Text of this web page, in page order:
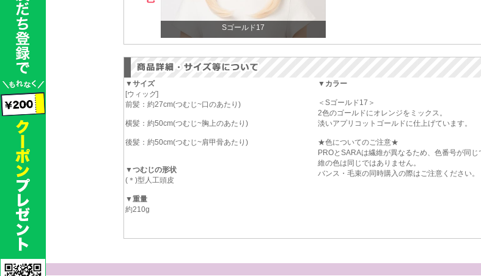
Sゴールド17
▼サイズ
[ウィッグ]
前髪：約27cm(つむじ~口のあたり)
横髪：約50cm(つむじ~胸上のあたり)
後髪：約50cm(つむじ~肩甲骨あたり)
▼つむじの形状
(＊)型人工頭皮
▼重量
約210g
▼カラー
＜Sゴールド17＞
2色のゴールドにオレンジをミックス。
淡いアプリコットゴールドに仕上げています。
★色についてのご注意★
PROとSARAは繊維が異なるため、色番号が同じ
維の色は同じではありません。
バンス・毛束の同時購入の際はご注意ください。